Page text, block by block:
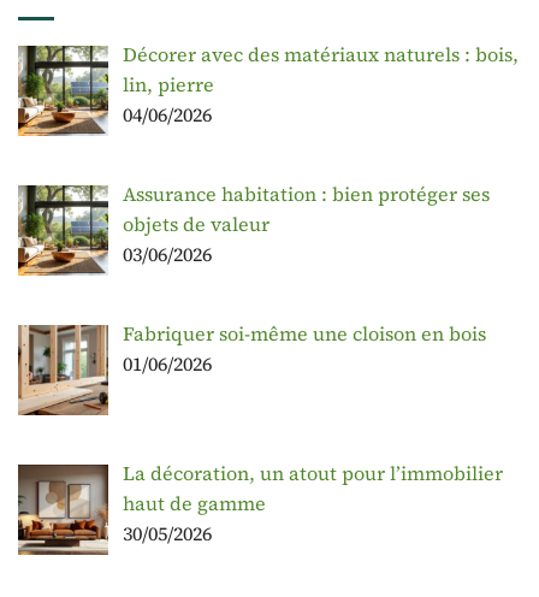
Décorer avec des matériaux naturels : bois,
lin, pierre
04/06/2026
Assurance habitation : bien protéger ses
objets de valeur
03/06/2026
Fabriquer soi-même une cloison en bois
01/06/2026
La décoration, un atout pour l’immobilier
haut de gamme
30/05/2026